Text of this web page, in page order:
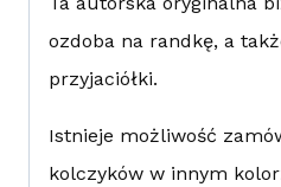
ozdoba na randkę, a
przyjaciółki.
Istnieje możliwość
kolczyków w innym